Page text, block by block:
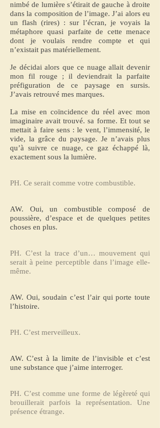
nimbé de lumière s’étirait de gauche à droite
dans la composition de l’image. J’ai alors eu
un flash (rires) : sur l’écran, je voyais la
métaphore quasi parfaite de cette menace
dont je voulais rendre compte et qui
n’existait pas matériellement.
Je décidai alors que ce nuage allait devenir
mon fil rouge ; il deviendrait la parfaite
préfiguration de ce paysage en sursis.
J’avais retrouvé mes marques.
La mise en coïncidence du réel avec mon
imaginaire avait trouvé. sa forme. Et tout se
mettait à faire sens : le vent, l’immensité, le
vide, la grâce du paysage. Je n’avais plus
qu’à suivre ce nuage, ce gaz échappé là,
exactement sous la lumière.
PH. Ce serait comme votre combustible.
AW. Oui, un combustible composé de
poussière, d’espace et de quelques petites
choses en plus.
PH. C’est la trace d’un… mouvement qui
serait à peine perceptible dans l’image elle-
même.
AW. Oui, soudain c’est l’air qui porte toute
l’histoire.
PH. C’est merveilleux.
AW. C’est à la limite de l’invisible et c’est
une substance que j’aime interroger.
PH. C’est comme une forme de légèreté qui
brouillerait parfois la représentation. Une
présence étrange.